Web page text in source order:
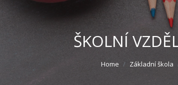
ŠKOLNÍ
Home Základní škola